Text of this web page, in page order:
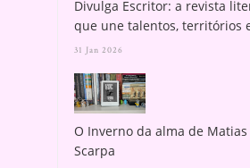
Divulga Escritor: a revista
que une talentos, territórios
31 Jan 2026
O Inverno da alma de
Scarpa